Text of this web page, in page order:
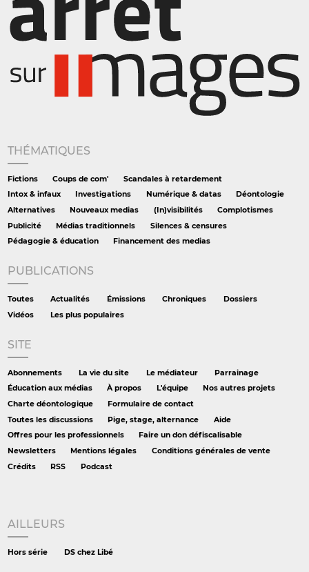
THÉMATIQUES
Fictions Coups de com'
Scandales à retardement
Intox & infaux
Investigations Numérique & datas
Déontologie
Alternatives
Nouveaux medias (In)visibilités
Complotismes
Publicité
Médias traditionnels
Silences & censures
Pédagogie & éducation
Financement des medias
PUBLICATIONS
Toutes Actualités Émissions Chroniques
Dossiers
Vidéos
Les plus populaires
SITE
Abonnements La vie du site Le médiateur
Parrainage
Éducation aux médias
À propos L'équipe
Nos autres projets
Charte déontologique
Formulaire de contact
Toutes les discussions
Pige, stage, alternance
Aide
Offres pour les professionnels
Faire un don défiscalisable
Newsletters
Mentions légales
Conditions générales de vente
Crédits
RSS Podcast
AILLEURS
Hors série DS chez Libé